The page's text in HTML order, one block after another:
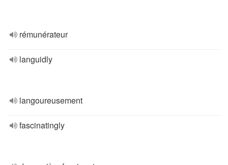
rémunérateur
languidly
langoureusement
fascinatingly